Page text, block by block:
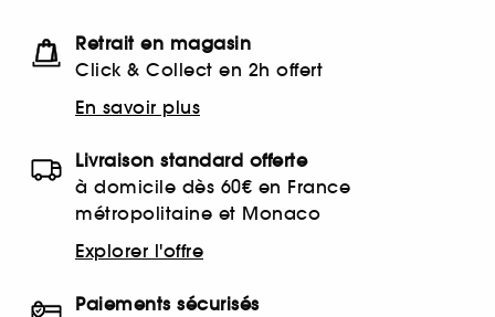
Retrait en magasin
Click & Collect en 2h offert
En savoir plus
Livraison standard offerte
à domicile dès 60€ en France
métropolitaine et Monaco
Explorer l'offre
Paiements sécurisés